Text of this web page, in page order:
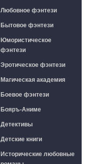
Любовное фэнтези
Бытовое фэнтези
Юмористическое
фэнтези
Эротическое фэнтези
Магическая академия
Боевое фэнтези
Бояръ-Аниме
Детективы
Детские книги
Исторические любовные